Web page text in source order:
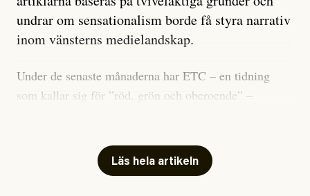
undrar om sensationalism borde få styra narrativ
inom vänsterns medielandskap.
Under de senaste månaderna har ETC – en tidning
som kallar sig för ”röd, grön och oberoende” –
skriver för? Vad betyder det att vara en ”röd, grön och
oberoende” tidning? Och vad är egentligen bra
Läs hela artikeln